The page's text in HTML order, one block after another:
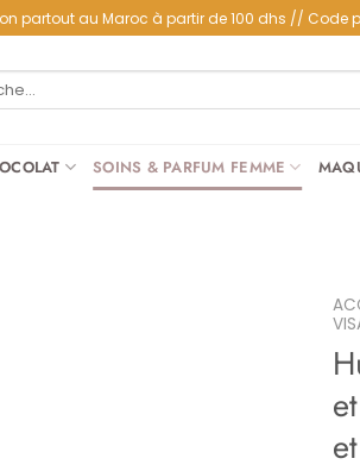
partout au Maroc à partir de 100 dhs // Code
SOINS & PARFUM FEMME